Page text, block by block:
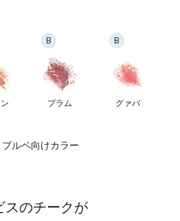
B
プラム
B
グァバ
ブルベ向けカラー
スのチークが